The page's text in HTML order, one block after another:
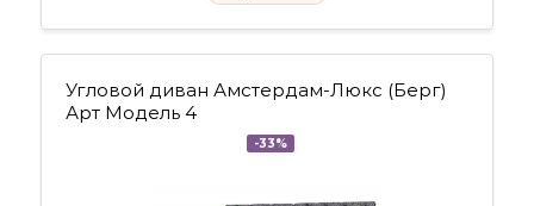
Угловой диван Амстердам-Люкс (Берг)
Арт Модель 4
-33%